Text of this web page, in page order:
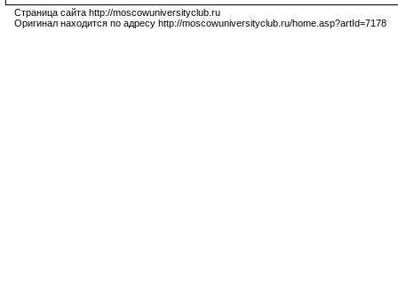
Страница сайта http://moscowuniversityclub.ru
Оригинал находится по адресу http://moscowuniversityclub.ru/home.asp?artId=7178